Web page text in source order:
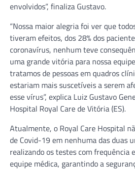
envolvidos”, finaliza Gustavo.
“Nossa maior alegria foi ver que
tiveram efeitos, dos 28% dos
coronavírus, nenhum teve
uma grande vitória para nossa
tratamos de pessoas em quadros
estariam mais suscetíveis a serem
esse vírus”, explica Luiz Gustavo
Hospital Royal Care de Vitória (ES).
Atualmente, o Royal Care Hospital
de Covid-19 em nenhuma das duas
realizando os testes com frequência
equipe médica, garantindo a